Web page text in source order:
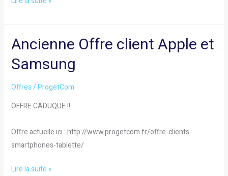
Ancienne Offre client Apple et
Samsung
Offres/ProgetCom
OFFRE CADUQUE !!
Offre actuelle ici : http://www.progetcom.fr/offre-clients-
smartphones-tablette/
Ancienne
client
Samsung
Lire la suite »